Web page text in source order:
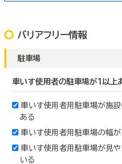
バリアフリー情報
駐車場
車いす使用者の駐車場が１以上
車いす使用者用駐車場が施
ある
車いす使用者用駐車場の幅が
車いす使用者用駐車場が見
いる